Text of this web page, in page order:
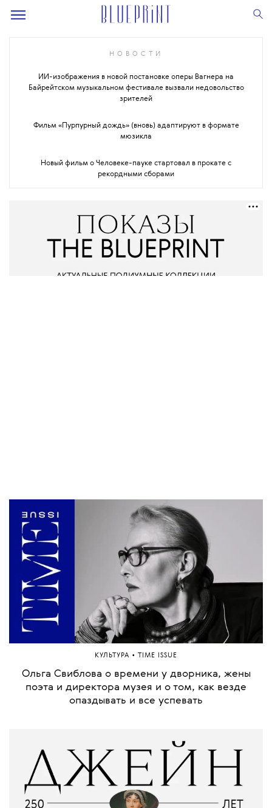
НОВОСТИ
ИИ-изображения в новой постановке оперы Вагнера на
Байрейтском музыкальном фестивале вызвали недовольство
зрителей
Фильм «Пурпурный дождь» (вновь) адаптируют в формате
мюзикла
Новый фильм о Человеке-пауке стартовал в прокате с
рекордными сборами
КУЛЬТУРА • TIME ISSUE
Ольга Свиблова о времени у дворника, жены
поэта и директора музея и о том, как везде
опаздывать и все успевать